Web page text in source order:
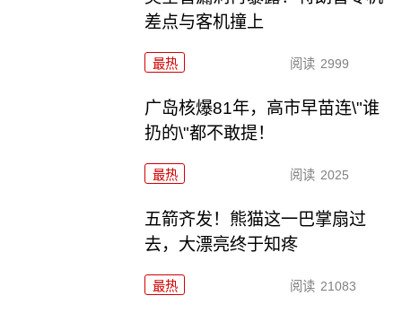
差点与客机撞上
最热 阅读 2999
广岛核爆81年，高市早苗连\"谁
扔的\"都不敢提！
最热 阅读 2025
五箭齐发！熊猫这一巴掌扇过
去，大漂亮终于知疼
最热 阅读 21083